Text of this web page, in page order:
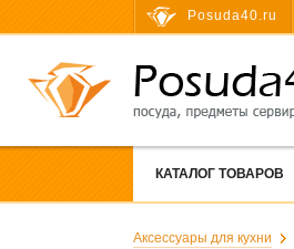
Posuda40.ru
КАТАЛОГ ТОВАРОВ
Аксессуары для кухни